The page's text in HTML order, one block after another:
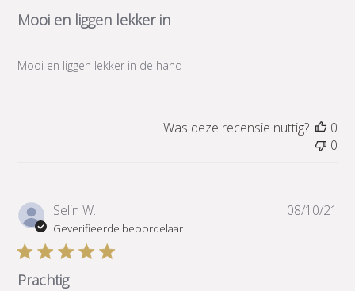
Mooi en liggen lekker in
Mooi en liggen lekker in de hand
Was deze recensie nuttig?
0
0
Selin W.
Geverifieerde beoordelaar
Prachtig
08/10/21